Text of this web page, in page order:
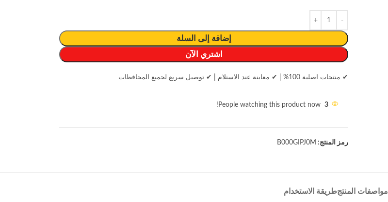
إضافة إلى السلة
اشتري الآن
✔ منتجات اصلية 100% ✔ معاينة عند الاستلام ✔ توصيل سريع لجميع المحافظات
3
People watching this product now!
رمز المنتج: B000GIPJ0M
مواصفات المنتجطريقة الاستخدام